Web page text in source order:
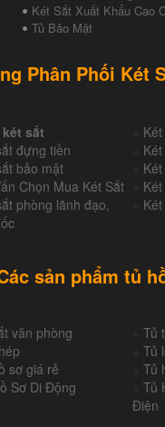
Két Sắt Xuất Khẩu Cao
Tủ Bảo Mật
Phân Phối Két
két sắt
đựng tiền
bảo mật
Chọn Mua Két Sắt
phòng lãnh đạo,
sản phẩm tủ
văn phòng Tủ
Tủ
sơ giá rẻ Tủ
Sơ Di Động
Tủ
Điện